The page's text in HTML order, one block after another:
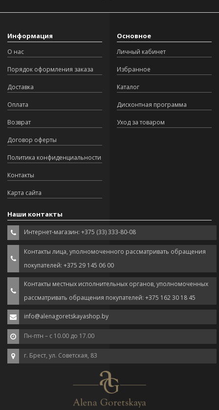
Информация
О нас
Порядок оформления заказа
Доставка
Оплата
Возврат
Договор оферты
Политика конфиденциальности
Контакты
Карта сайта
Основное
Личный кабинет
Избранное
Каталог
Дисконтная программа
Уход за товаром
Наши контакты
Интернет-магазин: +375 (33) 333-80-08
Контакты лица, уполномоченного рассматривать обращения
покупателей: +375 29 145 06 00
Контакты местных исполнительных органов, уполномоченных
рассматривать обращения покупателей: +375 162 30 18 45
info@alenagoretskayashop.by
Пн-птн – с 10.00 до 17.00
г. Брест, ул. Советская, 83